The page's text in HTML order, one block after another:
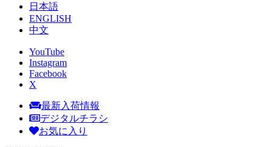
日本語
ENGLISH
中文
YouTube
Instagram
Facebook
X
最新入荷情報
デジタルチラシ
お気に入り